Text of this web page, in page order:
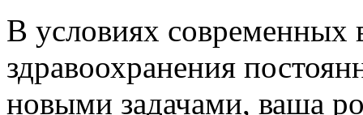
В условиях современных
здравоохранения
новыми задачами, ваша